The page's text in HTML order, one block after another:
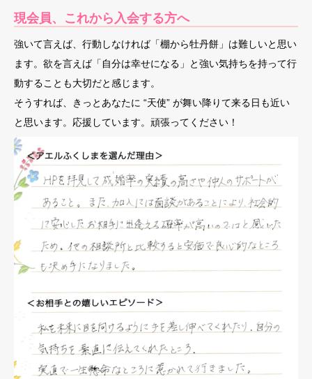
現会員、これから入会する方へ
強いて言えば、行動しなければ「棚から牡丹餅」は難しいと思い
ます。欲を言えば「自分は幸せになる」と強い気持ちを持って行
動することも大切だと感じます。
そうすれば、きっとあなたに “天使” が舞い降りて来る日も近い
と思います。応援しています。頑張ってください！